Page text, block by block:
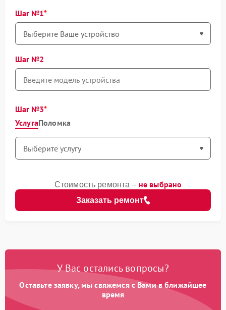
Шаг №1
Шаг №2
Шаг №3
УслугаПоломка
Заказать ремонт
Стоимость ремонта – не выбрано
У Вас остались вопросы?
Оставьте заявку, мы свяжемся с Вами в ближайшее
время